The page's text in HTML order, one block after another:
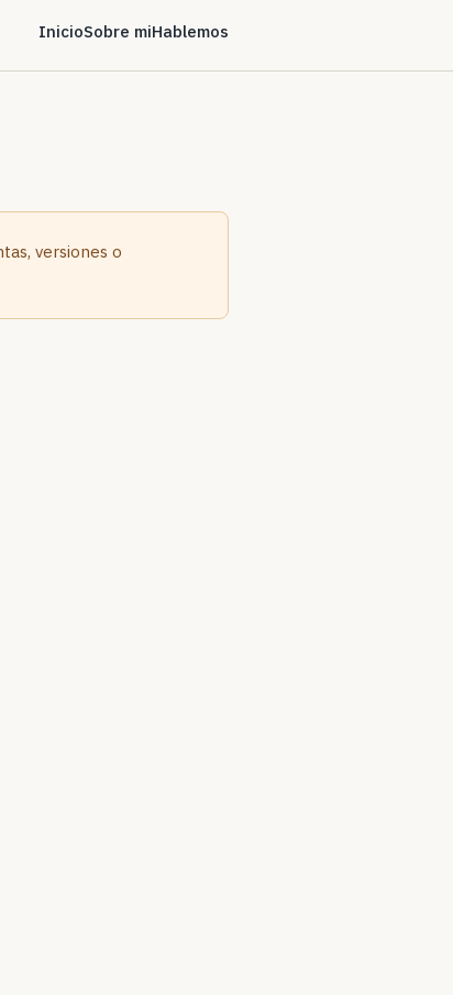
InicioSobre miHablemos
versiones o